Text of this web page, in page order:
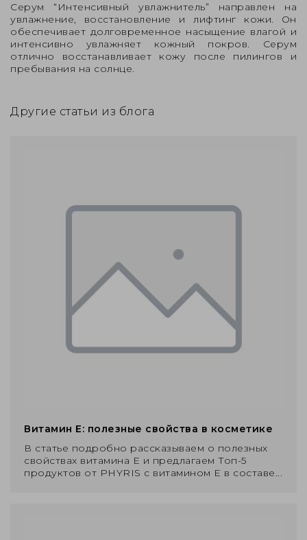
Серум “Интенсивный увлажнитель” направлен на
увлажнение, восстановление и лифтинг кожи. Он
обеспечивает долговременное насыщение влагой и
интенсивно увлажняет кожный покров. Серум
отлично восстанавливает кожу после пилингов и
пребывания на солнце.
Другие статьи из блога
Витамин Е: полезные свойства в косметике
В статье подробно рассказываем о полезных
свойствах витамина Е и предлагаем Топ-5
продуктов от PHYRIS с витамином Е в составе...